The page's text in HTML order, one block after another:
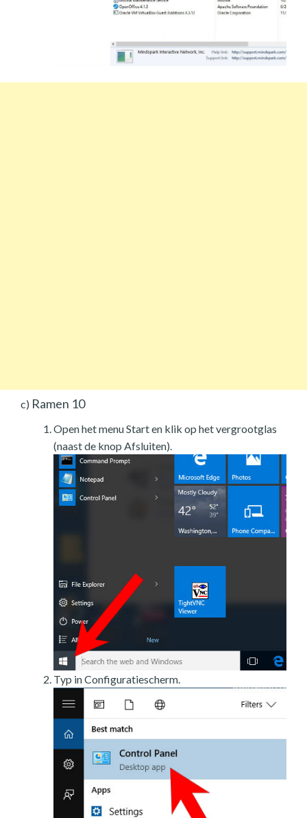
c) Ramen 10
Open het menu Start en klik op het vergrootglas
(naast de knop Afsluiten).
Typ in Configuratiescherm.